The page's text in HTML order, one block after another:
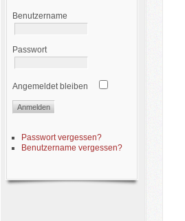
Benutzername
Passwort
Angemeldet bleiben
Passwort vergessen?
Benutzername vergessen?